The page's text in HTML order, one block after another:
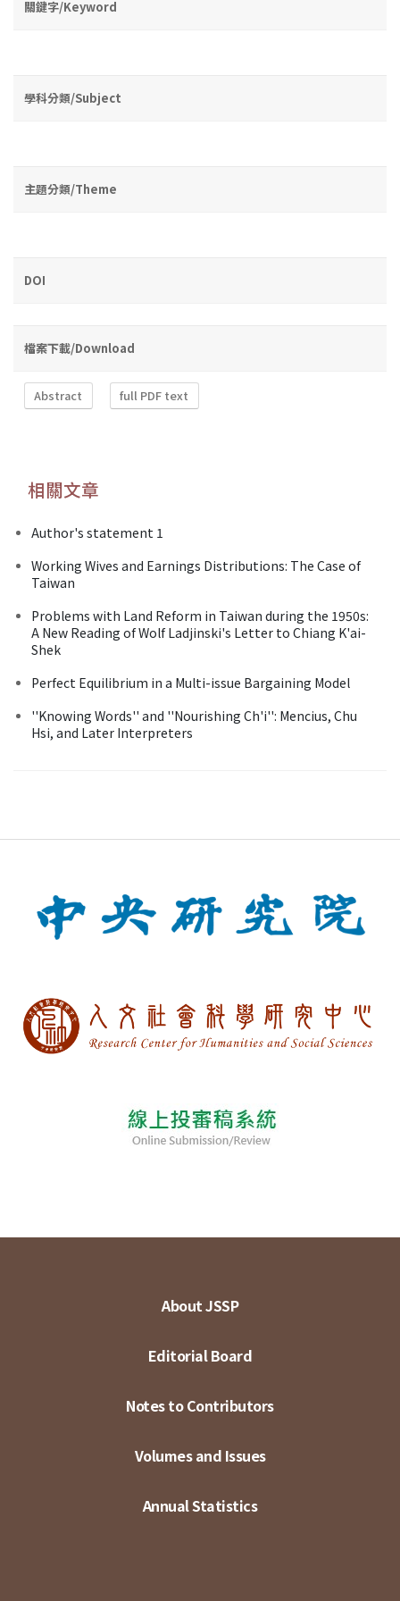
關鍵字/Keyword
學科分類/Subject
主題分類/Theme
DOI
檔案下載/Download
Abstract full PDF text
相關文章
Author's statement 1
Working Wives and Earnings Distributions: The Case of
Taiwan
Problems with Land Reform in Taiwan during the 1950s:
A New Reading of Wolf Ladjinski's Letter to Chiang K'ai-
Shek
Perfect Equilibrium in a Multi-issue Bargaining Model
''Knowing Words'' and ''Nourishing Ch'i'': Mencius, Chu
Hsi, and Later Interpreters
About JSSP
Editorial Board
Notes to Contributors
Volumes and Issues
Annual Statistics